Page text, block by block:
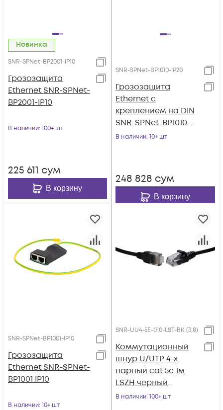
Новинка
SNR-SPNet-BP2001-IP10
Грозозащита
Ethernet SNR-SPNet-
BP2001-IP10
В наличии: 100+ шт
225 611 сум
В корзину
SNR-SPNet-BP1010-IP20
Грозозащита
Ethernet с
креплением на DIN
SNR-SPNet-BP1010-
IP20
В наличии: 10+ шт
248 828 сум
В корзину
SNR-SPNet-BP1001-IP10
Грозозащита
Ethernet SNR-SPNet-
BP1001 IP10
В наличии: 10+ шт
SNR-UU4-5E-010-LST-BK (3,8)
Коммутационный
шнур U/UTP 4-х
парный cat.5е 1м
LSZH черный
(диаметр 3,8 мм)
В наличии: 100+ шт